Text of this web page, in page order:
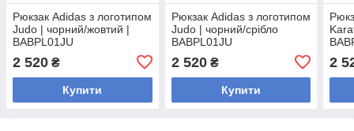
Рюкзак Adidas з логотипом
Judo | чорний/жовтий |
BABPL01JU
2 520 ₴
Купити
Рюкзак Adidas з логотипом
Judo | чорний/срібло
BABPL01JU
2 520₴
Купити
2